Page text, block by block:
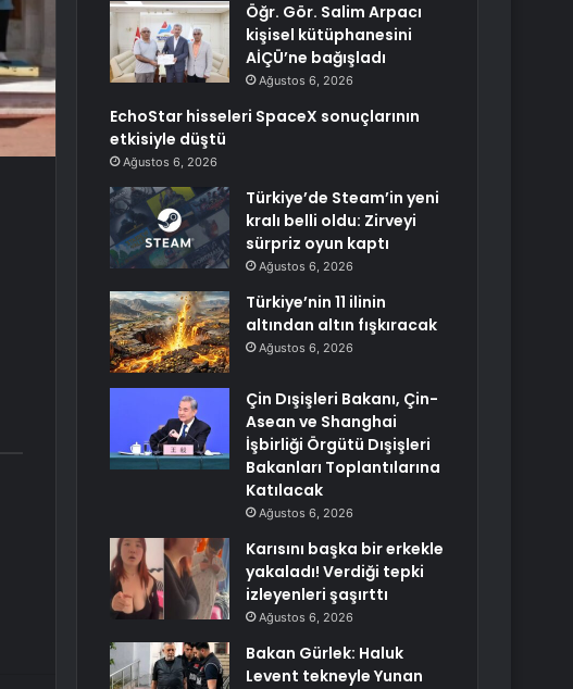
Öğr. Gör. Salim Arpacı
kişisel kütüphanesini
AİÇÜ’ne bağışladı
Ağustos 6, 2026
EchoStar hisseleri SpaceX sonuçlarının
etkisiyle düştü
Ağustos 6, 2026
Türkiye’de Steam’in yeni
kralı belli oldu: Zirveyi
sürpriz oyun kaptı
Ağustos 6, 2026
Türkiye’nin 11 ilinin
altından altın fışkıracak
Ağustos 6, 2026
Çin Dışişleri Bakanı, Çin-
Asean ve Shanghai
İşbirliği Örgütü Dışişleri
Bakanları Toplantılarına
Katılacak
Ağustos 6, 2026
Karısını başka bir erkekle
yakaladı! Verdiği tepki
izleyenleri şaşırttı
Ağustos 6, 2026
Bakan Gürlek: Haluk
Levent tekneyle Yunan